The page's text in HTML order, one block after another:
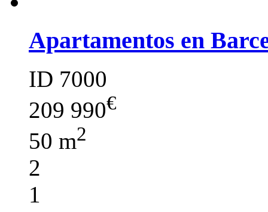
Apartamentos en
ID 7000
209 990€
50 m2
2
1